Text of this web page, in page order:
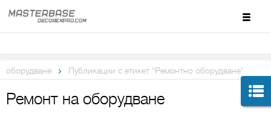
оборудване Публикации с етикет "Ремонтно оборудване"
Ремонт на оборудване